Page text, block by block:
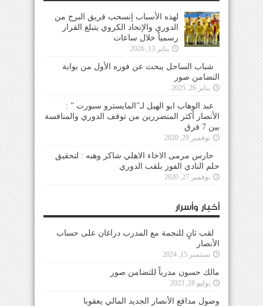
لهذه الأسباب إنسحب فريق البرج من
الدوري والإتحاد الكروي يتبلغ القرار
رسمياً خلال ساعات
يناير 13, 2026
شباب الساحل يبحث عن فوزه الأول من بوابة
التضامن صور
يناير 26, 2025
عبد الوهاب ابو الهيل لـ”المايسترو سبورت ” :
الأنصار أكثر المتضررين من توقف الدوري والمنافسة
بين 7 فرق
نوفمبر 29, 2020
حارس مرمى الاخاء الاهلي شاكر وهبه : لتحقيق
حلم النادي الفوز بلقب الدوري
نوفمبر 27, 2020
أخبار وأسرار
لقب ثانٍ للنجمة مع المدرب دراغان على حساب
الأنصار
سبتمبر 15, 2024
مالك حسون مدرباً للتضامن صور
يوليو 28, 2023
وصول مدافع الأنصار الجديد المالي يعقوبا